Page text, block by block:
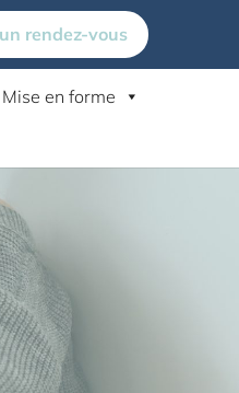
rendez-vous
Mise en forme